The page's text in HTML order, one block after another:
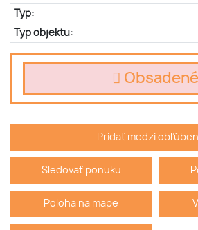
Typ:
Typ objektu:
Obsadené
Pridať medzi
Sledovať ponuku
Poloha na mape